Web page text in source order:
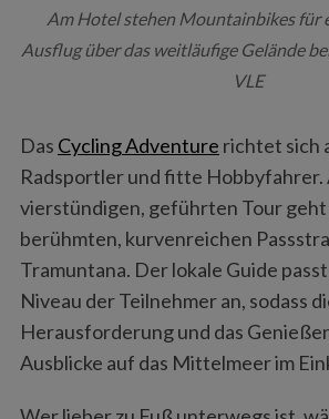
Am Hotel stehen Mountainbikes für
Ausflug über das weitläufige Gelände
VLE
Das Cycling Adventure richtet sich
Radsportler und fitte Hobbyfahrer.
vierstündigen, geführten Tour geht
berühmten, kurvenreichen
Tramuntana. Der lokale Guide
Niveau der Teilnehmer an, sodass
Herausforderung und das
Ausblicke auf das Mittelmeer im